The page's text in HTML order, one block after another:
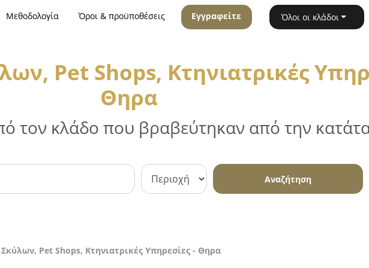
Μεθοδολογία Όροι & προϋποθέσεις Εγγραφείτε Όλοι οι κλάδοι
Pet Shops, Κτηνιατρικές
Θηρα
τον κλάδο που βραβεύτηκαν από την
Αναζήτηση
Pet Shops, Κτηνιατρικές Υπηρεσίες - Θηρα